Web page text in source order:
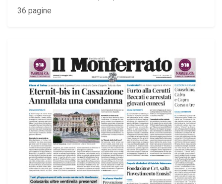
36 pagine